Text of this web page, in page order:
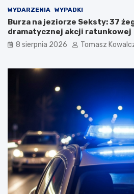
WYDARZENIA WYPADKI
Burza na jeziorze Seksty: 37
dramatycznej akcji ratunkowej
8 sierpnia 2026 Tomasz